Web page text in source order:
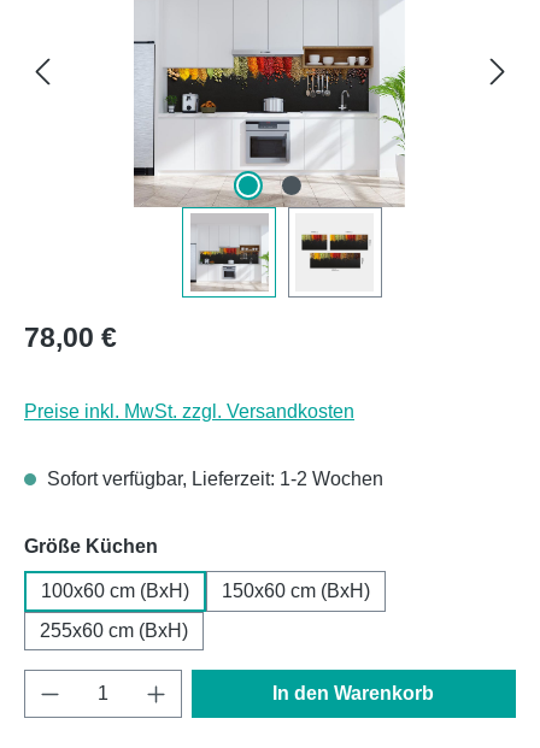
Regulärer Preis:
78,00 €
Preise inkl. MwSt. zzgl. Versandkosten
Sofort verfügbar, Lieferzeit: 1-2 Wochen
Größe Küchen
100x60 cm (BxH)
150x60 cm (BxH)
255x60 cm (BxH)
Produkt Anzahl: Gib den gewünschten
In den Warenkorb